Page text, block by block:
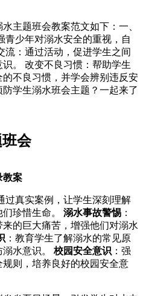
主题班会教案范文如下：一、
青少年对溺水安全的重视，自
流：通过活动，促进学生之间
。 改变不良习惯：帮助学生
不良习惯，并学会辨别违反安
学生溺水班会主题？一起来了
会
教案
过真实案例，让学生深刻理解
珍惜生命。 溺水事故警惕 ：
的巨大痛苦，增强他们对溺水
：教育学生了解溺水的常见原
水意识。 校园安全意识 ：强
则，培养良好的校园安全意